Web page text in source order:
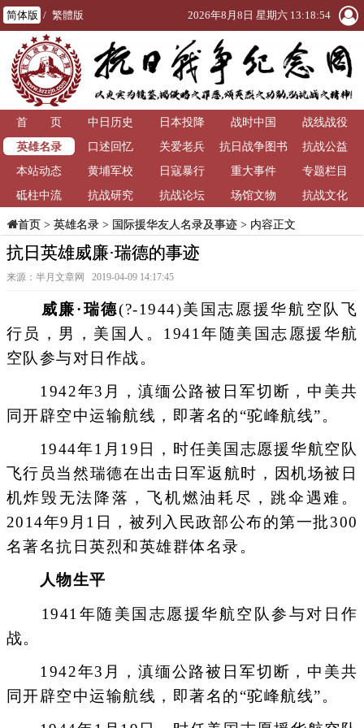
简体版 / 繁體版 2026年8月8日 星期六 13:18:54
首 页 中日历史 日本投降 战时中国
战线战役
英雄名录
口述回忆 关爱老兵
抗日战争图书
馆
抗战公益
本站动态
黄埔军校 日寇暴行 重大事件
专题栏目
砥柱中流
抗战研究 抗战论坛 场馆文物 抗战文化
首页> 英雄名录> 国际援华友人名录及事迹> 内容正文
抗日英雄威廉·瑞德的事迹
来源：半月文章网 2019-04-09 14:17:45
威廉·瑞德(?-1944)美国志愿援华航空队飞
行员，男，美国人。1941年随美国志愿援华航
空队参与对日作战。
1942年3月，滇缅公路被日军切断，中美共
同开辟空中运输航线，即著名的“驼峰航线”。
1944年1月19日，时任美国志愿援华航空队
飞行员当然瑞德在出击日军返航时，因机场被日
机炸毁无法降落，飞机燃油耗尽，跳伞遇难。
2014年9月1日，被列入民政部公布的第一批300
名著名抗日英烈和英雄群体名录。
人物生平
1941年随美国志愿援华航空队参与对日作
战。
1942年3月，滇缅公路被日军切断，中美共
同开辟空中运输航线，即著名的“驼峰航线”。